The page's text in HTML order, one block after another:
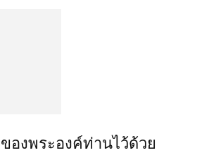
องพระองค์ท่านไว้ด้วย